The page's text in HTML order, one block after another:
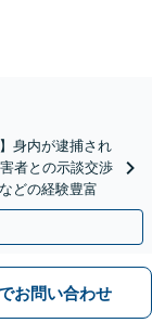
身内が逮捕され
者との示談交渉
どの経験豊富
お問い合わせ